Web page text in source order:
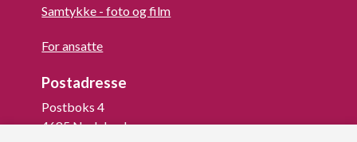
Samtykke - foto og film
For ansatte
Postadresse
Postboks 4
4685 Nodeland